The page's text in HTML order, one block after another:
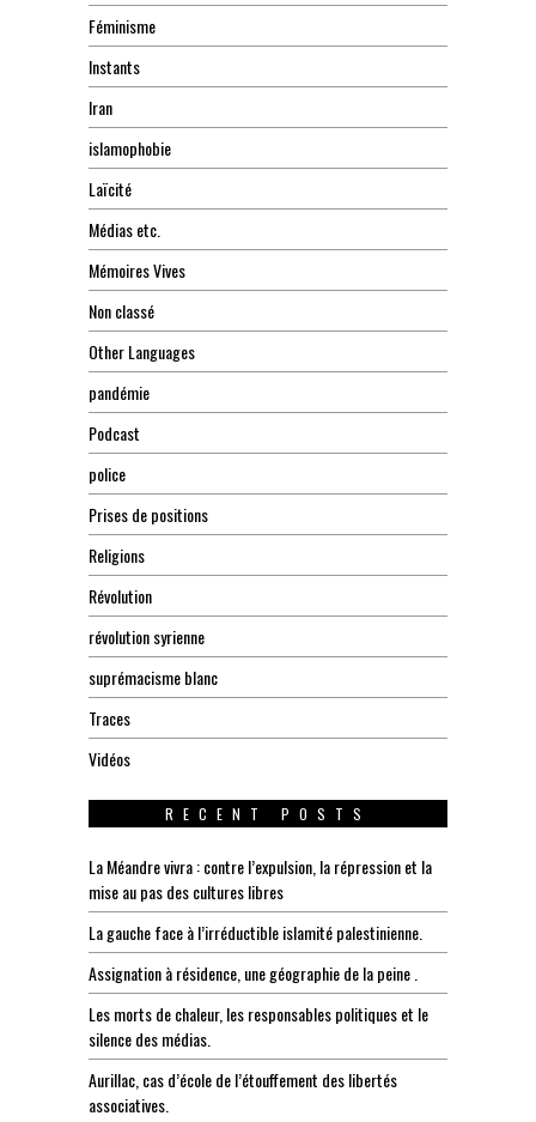
Féminisme
Instants
Iran
islamophobie
Laïcité
Médias etc.
Mémoires Vives
Non classé
Other Languages
pandémie
Podcast
police
Prises de positions
Religions
Révolution
révolution syrienne
suprémacisme blanc
Traces
Vidéos
RECENT POSTS
La Méandre vivra : contre l’expulsion, la répression et la
mise au pas des cultures libres
La gauche face à l’irréductible islamité palestinienne.
Assignation à résidence, une géographie de la peine .
Les morts de chaleur, les responsables politiques et le
silence des médias.
Aurillac, cas d’école de l’étouffement des libertés
associatives.